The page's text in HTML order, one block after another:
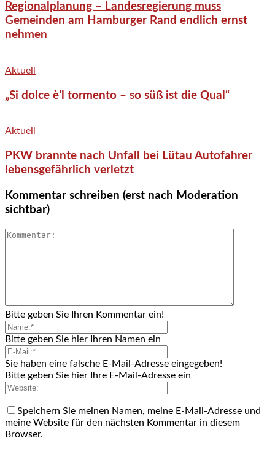
Regionalplanung – Landesregierung muss
Gemeinden am Hamburger Rand endlich ernst
nehmen
Aktuell
„Si dolce è’l tormento – so süß ist die Qual“
Aktuell
PKW brannte nach Unfall bei Lütau Autofahrer
lebensgefährlich verletzt
Kommentar schreiben (erst nach Moderation
sichtbar)
Bitte geben Sie Ihren Kommentar ein!
Bitte geben Sie hier Ihren Namen ein
Sie haben eine falsche E-Mail-Adresse eingegeben!
Bitte geben Sie hier Ihre E-Mail-Adresse ein
Speichern Sie meinen Namen, meine E-Mail-Adresse und
meine Website für den nächsten Kommentar in diesem
Browser.